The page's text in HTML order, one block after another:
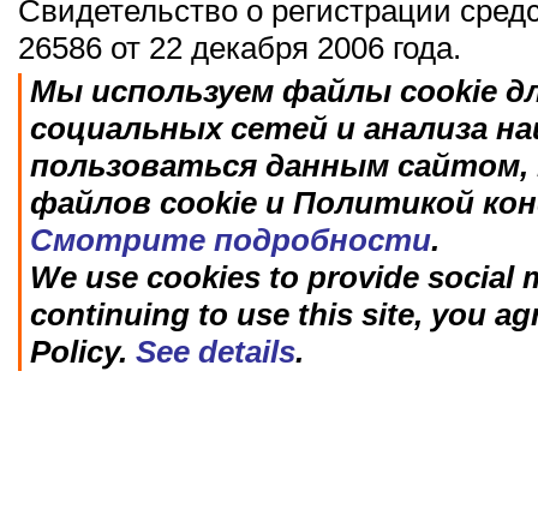
Свидетельство о регистрации
26586 от 22 декабря 2006 года.
Мы используем файлы cookie
социальных сетей и анализа
пользоваться данным
файлов cookie и Политикой
Смотрите подробности.
We use cookies to provide social
continuing to use this site, you
Policy. See details.